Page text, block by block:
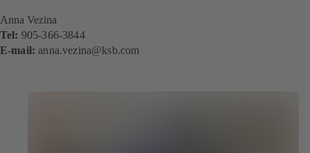
Anna Vezina
Tel: 905-366-3844
E-mail: anna.vezina@ksb.com